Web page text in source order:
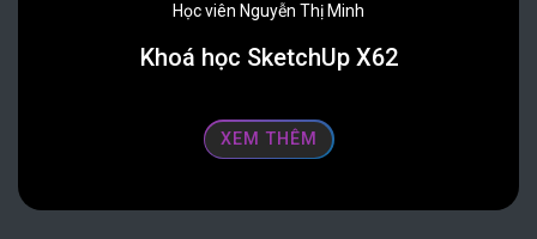
Học viên Nguyễn Thị Minh
Khoá học SketchUp X62
XEM THÊM